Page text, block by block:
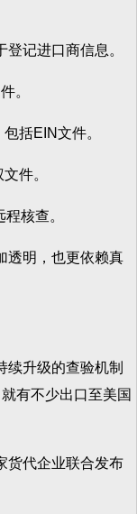
记进口商信息。
。
括EIN文件。
件。
核查。
明，也更依赖真
升级的查验机制
有不少出口至美国
代企业联合发布